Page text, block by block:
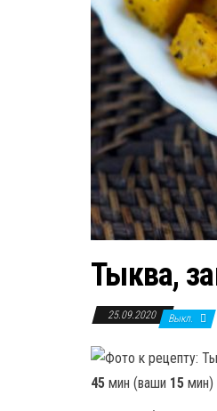
Тыква,
25.09.2020 Выкл.
45 мин (ваши 15 мин)